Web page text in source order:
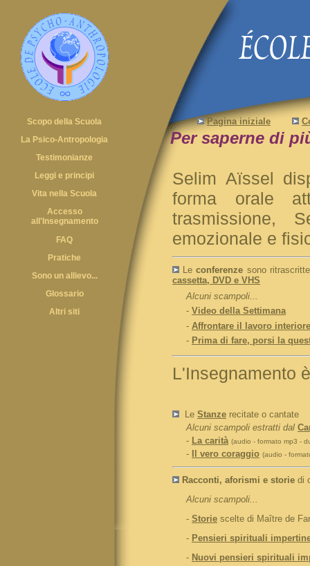
Pagina iniziale
Per saperne di
Selim Aïssel
forma orale
trasmissione,
emozionale e
Leconferenze sono
cassetta, DVD e VHS
Alcuni scampoli...
- Video della Settimana
- Affrontare il lavoro
- Prima di fare, porsi la
L'Insegnamento
Le Stanze recitate o cantate
Alcuni scampoli estratti dal
- La carità (audio - formato mp3 -
- Il vero coraggio (audio -
Racconti, aforismi e storie di
Alcuni scampoli...
- Storie scelte di Maître de
- Pensieri spirituali
- Nuovi pensieri spirituali
Scopo della Scuola
La Psico-Antropologia
Testimonianze
Leggi e principi
Vita nella Scuola
Accesso
all'Insegnamento
FAQ
Pratiche
Sono un allievo...
Glossario
Altri siti